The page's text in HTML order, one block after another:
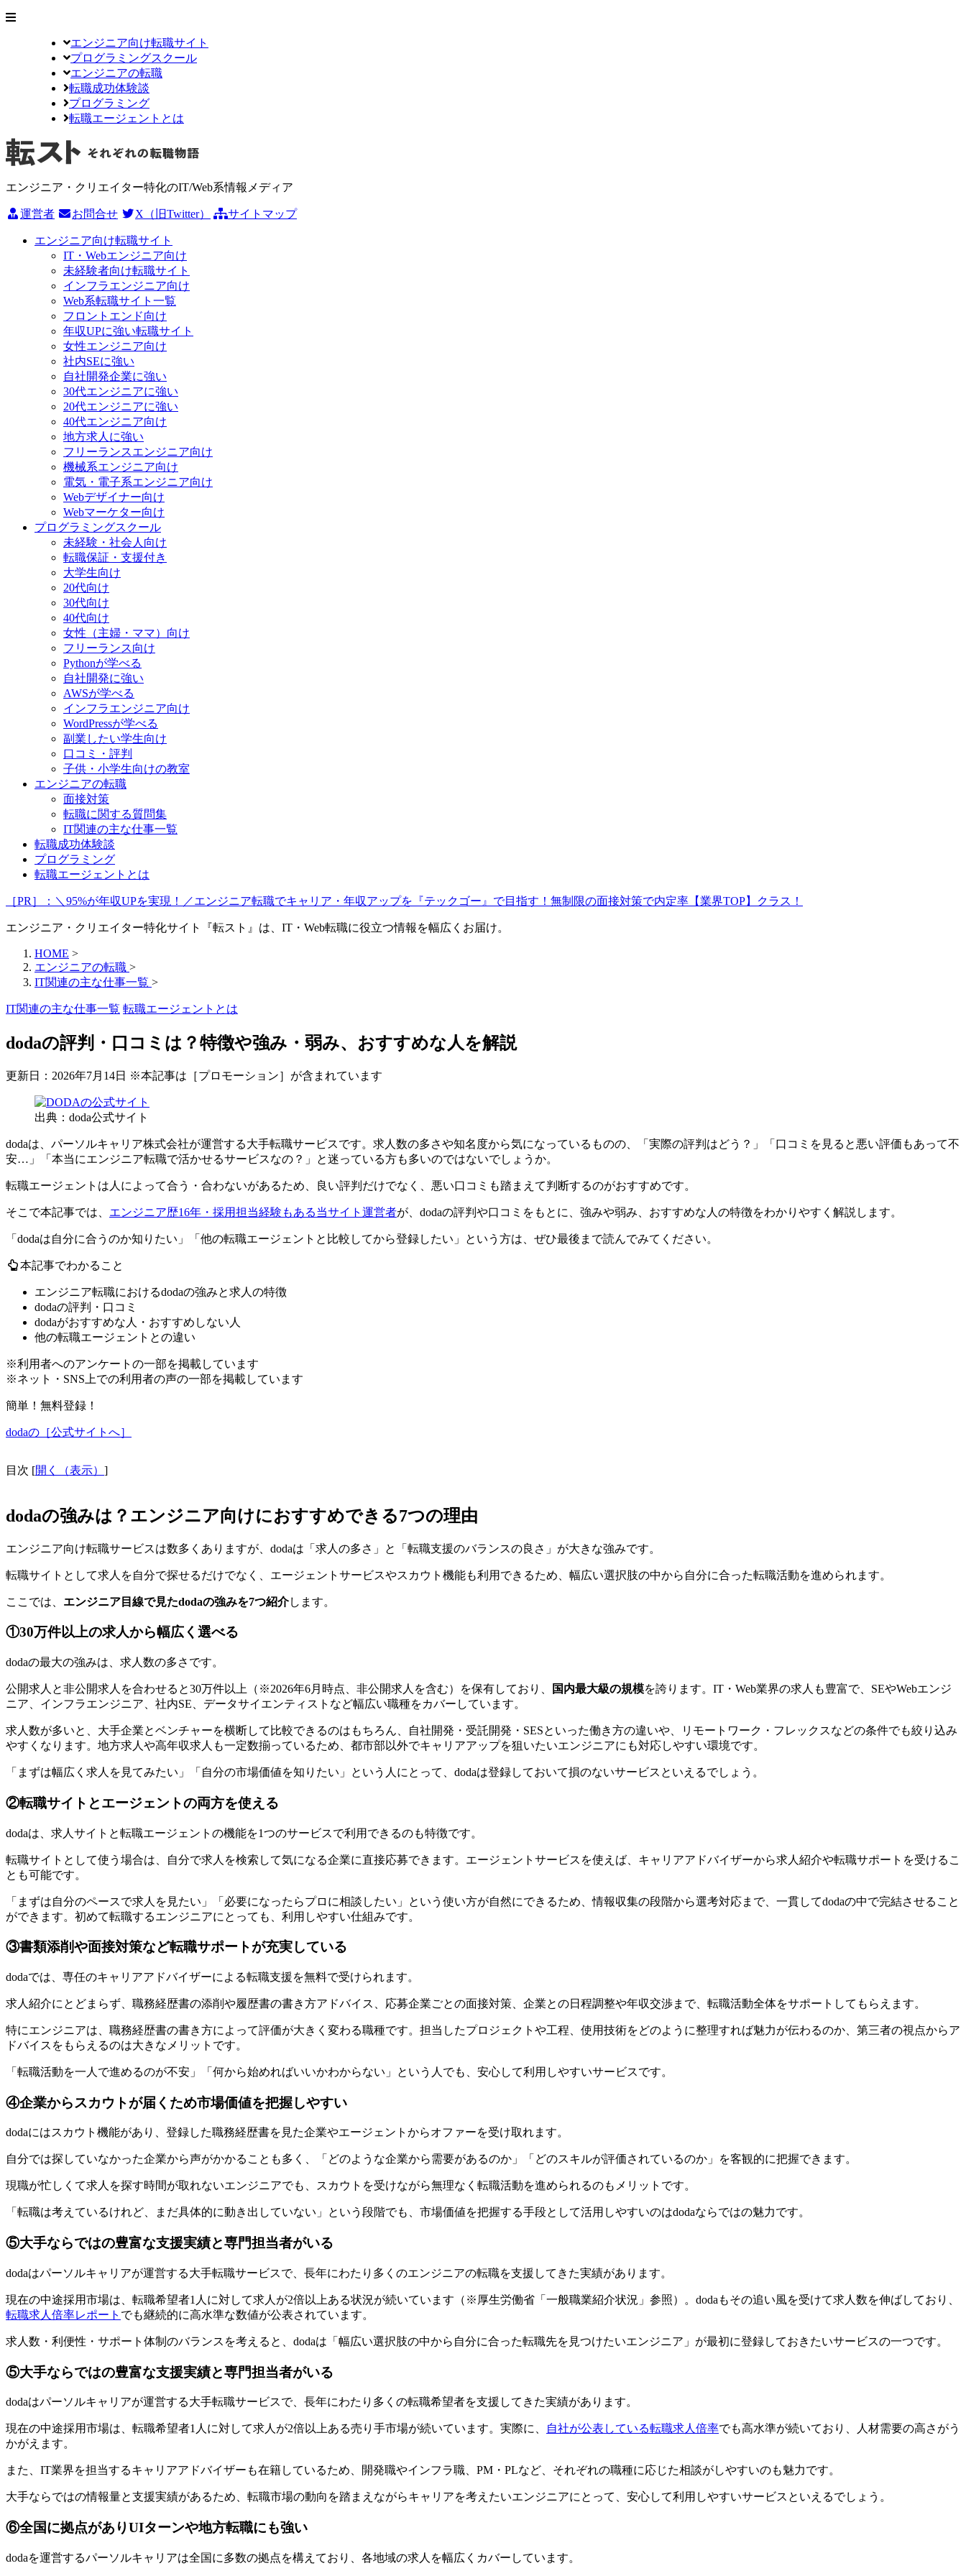
エンジニア向け転職サイト
プログラミングスクール
エンジニアの転職
転職成功体験談
プログラミング
転職エージェントとは
エンジニア・クリエイター特化のIT/Web系情報メディア
運営者 お問合せ X（旧Twitter） サイトマップ
エンジニア向け転職サイト
IT・Webエンジニア向け
未経験者向け転職サイト
インフラエンジニア向け
Web系転職サイト一覧
フロントエンド向け
年収UPに強い転職サイト
女性エンジニア向け
社内SEに強い
自社開発企業に強い
30代エンジニアに強い
20代エンジニアに強い
40代エンジニア向け
地方求人に強い
フリーランスエンジニア向け
機械系エンジニア向け
電気・電子系エンジニア向け
Webデザイナー向け
Webマーケター向け
プログラミングスクール
未経験・社会人向け
転職保証・支援付き
大学生向け
20代向け
30代向け
40代向け
女性（主婦・ママ）向け
フリーランス向け
Pythonが学べる
自社開発に強い
AWSが学べる
インフラエンジニア向け
WordPressが学べる
副業したい学生向け
口コミ・評判
子供・小学生向けの教室
エンジニアの転職
面接対策
転職に関する質問集
IT関連の主な仕事一覧
転職成功体験談
プログラミング
転職エージェントとは
［PR］：＼95%が年収UPを実現！／エンジニア転職でキャリア・年収アップを『テックゴー』で目指す！無制限の面接対策で内定率【業界TOP】クラス！
エンジニア・クリエイター特化サイト『転スト』は、IT・Web転職に役立つ情報を幅広くお届け。
HOME >
エンジニアの転職 >
IT関連の主な仕事一覧 >
IT関連の主な仕事一覧 転職エージェントとは
dodaの評判・口コミは？特徴や強み・弱み、おすすめな人を解説
更新日： 2026年7月14日 ※本記事は［プロモーション］が含まれています
出典：doda公式サイト
dodaは、パーソルキャリア株式会社が運営する大手転職サービスです。求人数の多さや知名度から気になっているものの、「実際の評判はどう？」「口コミを見ると悪い評価もあって不
安…」「本当にエンジニア転職で活かせるサービスなの？」と迷っている方も多いのではないでしょうか。
転職エージェントは人によって合う・合わないがあるため、良い評判だけでなく、悪い口コミも踏まえて判断するのがおすすめです。
そこで本記事では、 エンジニア歴16年・採用担当経験もある当サイト運営者が、dodaの評判や口コミをもとに、強みや弱み、おすすめな人の特徴をわかりやすく解説します。
「dodaは自分に合うのか知りたい」「他の転職エージェントと比較してから登録したい」という方は、ぜひ最後まで読んでみてください。
本記事でわかること
エンジニア転職におけるdodaの強みと求人の特徴
dodaの評判・口コミ
dodaがおすすめな人・おすすめしない人
他の転職エージェントとの違い
※利用者へのアンケートの一部を掲載しています
※ネット・SNS上での利用者の声の一部を掲載しています
簡単！無料登録！
dodaの［公式サイトへ］
目次 [開く（表示） ]
dodaの強みは？エンジニア向けにおすすめできる7つの理由
エンジニア向け転職サービスは数多くありますが、dodaは「求人の多さ」と「転職支援のバランスの良さ」が大きな強みです。
転職サイトとして求人を自分で探せるだけでなく、エージェントサービスやスカウト機能も利用できるため、幅広い選択肢の中から自分に合った転職活動を進められます。
ここでは、 エンジニア目線で見たdodaの強みを7つ紹介します。
①30万件以上の求人から幅広く選べる
dodaの最大の強みは、求人数の多さです。
公開求人と非公開求人を合わせると30万件以上（※2026年6月時点、非公開求人を含む）を保有しており、 国内最大級の規模を誇ります。IT・Web業界の求人も豊富で、SEやWebエンジ
ニア、インフラエンジニア、社内SE、データサイエンティストなど幅広い職種をカバーしています。
求人数が多いと、大手企業とベンチャーを横断して比較できるのはもちろん、自社開発・受託開発・SESといった働き方の違いや、リモートワーク・フレックスなどの条件でも絞り込み
やすくなります。地方求人や高年収求人も一定数揃っているため、 都市部以外でキャリアアップを狙いたいエンジニアにも対応しやすい環境です。
「まずは幅広く求人を見てみたい」「自分の市場価値を知りたい」という人にとって、dodaは登録しておいて損のないサービスといえるでしょう。
②転職サイトとエージェントの両方を使える
dodaは、求人サイトと転職エージェントの機能を1つのサービスで利用できるのも特徴です。
転職サイトとして使う場合は、自分で求人を検索して気になる企業に直接応募できます。エージェントサービスを使えば、 キャリアアドバイザーから求人紹介や転職サポートを受けるこ
とも可能です。
「まずは自分のペースで求人を見たい」「必要になったらプロに相談したい」という使い方が自然にできるため、情報収集の段階から選考対応まで、一貫してdodaの中で完結させること
ができます。初めて転職するエンジニアにとっても、利用しやすい仕組みです。
③書類添削や面接対策など転職サポートが充実している
dodaでは、専任のキャリアアドバイザーによる転職支援を無料で受けられます。
求人紹介にとどまらず、職務経歴書の添削や履歴書の書き方アドバイス、応募企業ごとの面接対策、企業との日程調整や年収交渉まで、転職活動全体をサポートしてもらえます。
特にエンジニアは、職務経歴書の書き方によって評価が大きく変わる職種です。担当したプロジェクトや工程、使用技術をどのように整理すれば魅力が伝わるのか、 第三者の視点からア
ドバイスをもらえるのは大きなメリット です。
「転職活動を一人で進めるのが不安」「何から始めればいいかわからない」という人でも、安心して利用しやすいサービスです。
④企業からスカウトが届くため市場価値を把握しやすい
dodaにはスカウト機能があり、 登録した職務経歴書を見た企業やエージェントからオファーを受け取れます。
自分では探していなかった企業から声がかかることも多く、「どのような企業から需要があるのか」「どのスキルが評価されているのか」を客観的に把握できます。
現職が忙しくて求人を探す時間が取れないエンジニアでも、スカウトを受けながら無理なく転職活動を進められるのもメリットです。
「転職は考えているけれど、まだ具体的に動き出していない」という段階でも、市場価値を把握する手段として活用しやすいのはdodaならではの魅力です。
⑤大手ならではの豊富な支援実績と専門担当者がいる
dodaはパーソルキャリアが運営する大手転職サービスで、長年にわたり多くのエンジニアの転職を支援してきた実績があります。
現在の中途採用市場は、転職希望者1人に対して求人が2倍以上ある状況が続いています（※厚生労働省「一般職業紹介状況」参照）。dodaもその追い風を受けて求人数を伸ばしており、
転職求人倍率レポート でも継続的に高水準な数値が公表されています。
求人数・利便性・サポート体制のバランスを考えると、dodaは「幅広い選択肢の中から自分に合った転職先を見つけたいエンジニア」が最初に登録しておきたいサービスの一つです。
⑤大手ならではの豊富な支援実績と専門担当者がいる
dodaはパーソルキャリアが運営する大手転職サービスで、長年にわたり多くの転職希望者を支援してきた実績があります。
現在の中途採用市場は、転職希望者1人に対して求人が2倍以上ある売り手市場が続いています。実際に、 自社が公表している転職求人倍率でも高水準が続いており、人材需要の高さがう
かがえます。
また、IT業界を担当するキャリアアドバイザーも在籍しているため、開発職やインフラ職、PM・PLなど、それぞれの職種に応じた相談がしやすいのも魅力です。
大手ならではの情報量と支援実績があるため、転職市場の動向を踏まえながらキャリアを考えたいエンジニアにとって、安心して利用しやすいサービスといえるでしょう。
⑥全国に拠点がありUIターンや地方転職にも強い
dodaを運営するパーソルキャリアは全国に多数の拠点を構えており、各地域の求人を幅広くカバーしています。